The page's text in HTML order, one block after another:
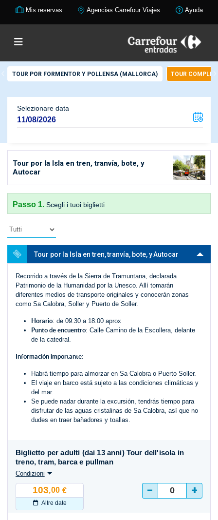
Mis reservas Agencias Carrefour Viajes Ayuda
TOUR POR FORMENTOR Y POLLENSA (MALLORCA) TOUR
Selezionare data
Tour por la Isla en tren, tranvía, bote, y
Autocar
Passo 1. Scegli i tuoi biglietti
Tour por la Isla en tren, tranvía, bote, y Autocar
Recorrido a través de la Sierra de Tramuntana, declarada
Patrimonio de la Humanidad por la Unesco. Allí tomarán
diferentes medios de transporte originales y conocerán zonas
como Sa Calobra, Soller y Puerto de Soller.
Horario: de 09:30 a 18:00 aprox
Punto de encuentro: Calle Camino de la Escollera, delante
de la catedral.
Información importante:
Habrá tiempo para almorzar en Sa Calobra o Puerto Soller.
El viaje en barco está sujeto a las condiciones climáticas y
del mar.
Se puede nadar durante la excursión, tendrás tiempo para
disfrutar de las aguas cristalinas de Sa Calobra, así que no
dudes en traer bañadores y toallas.
103,00 €
Altre date
Biglietto per adulti (dai 13 anni) Tour dell'isola in
treno, tram, barca e pullman
Condizioni
- +